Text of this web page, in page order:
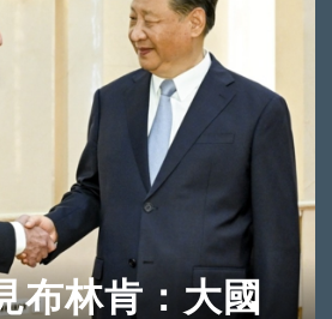
布林肯：大國